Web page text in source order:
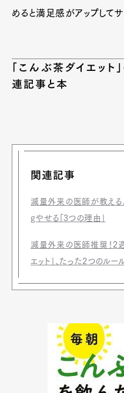
めると満足感がアップしてサ
「こんぶ茶ダイエッ
連記事と本
関連記事
減量外来の医師が教える
gやせる「3つの理由」
減量外来の医師推奨！2
エット」、たった2つのルー